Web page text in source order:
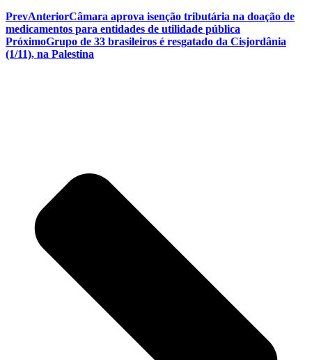
PrevAnteriorCâmara aprova isenção tributária na doação de
medicamentos para entidades de utilidade pública
PróximoGrupo de 33 brasileiros é resgatado da Cisjordânia
(1/11), na Palestina